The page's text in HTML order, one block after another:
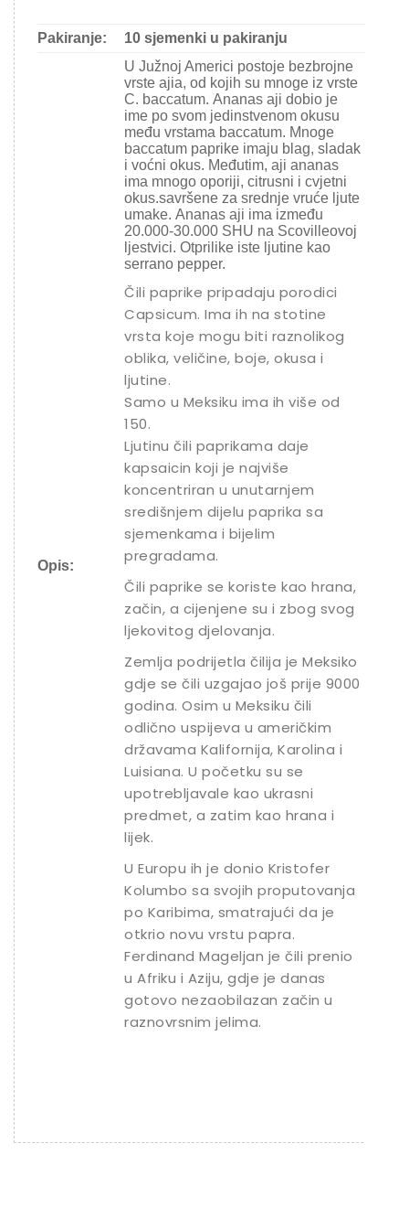
Pakiranje: 10 sjemenki u pakiranju
Opis:
U Južnoj Americi postoje bezbrojne
vrste ajia, od kojih su mnoge iz vrste
C. baccatum. Ananas aji dobio je
ime po svom jedinstvenom okusu
među vrstama baccatum. Mnoge
baccatum paprike imaju blag, sladak
i voćni okus. Međutim, aji ananas
ima mnogo oporiji, citrusni i cvjetni
okus.savršene za srednje vruće ljute
umake. Ananas aji ima između
20.000-30.000 SHU na Scovilleovoj
ljestvici. Otprilike iste ljutine kao
serrano pepper.
Čili paprike pripadaju porodici
Capsicum. Ima ih na stotine
vrsta koje mogu biti raznolikog
oblika, veličine, boje, okusa i
ljutine.
Samo u Meksiku ima ih više od
150.
Ljutinu čili paprikama daje
kapsaicin koji je najviše
koncentriran u unutarnjem
središnjem dijelu paprika sa
sjemenkama i bijelim
pregradama.
Čili paprike se koriste kao hrana,
začin, a cijenjene su i zbog svog
ljekovitog djelovanja.
Zemlja podrijetla čilija je Meksiko
gdje se čili uzgajao još prije 9000
godina. Osim u Meksiku čili
odlično uspijeva u američkim
državama Kalifornija, Karolina i
Luisiana. U početku su se
upotrebljavale kao ukrasni
predmet, a zatim kao hrana i
lijek.
U Europu ih je donio Kristofer
Kolumbo sa svojih proputovanja
po Karibima, smatrajući da je
otkrio novu vrstu papra.
Ferdinand Mageljan je čili prenio
u Afriku i Aziju, gdje je danas
gotovo nezaobilazan začin u
raznovrsnim jelima.